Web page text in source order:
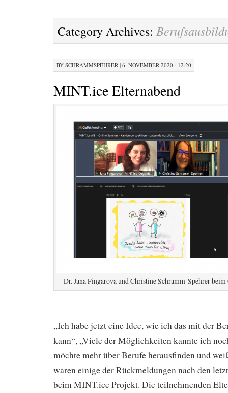
Category Archives:
BY SCHRAMMSPEHRER | 6. NOVEMBER 2020 · 12:20
MINT.ice Elternabend
Dr. Jana Fingarova und Christine Schramm-Spehrer
„Ich habe jetzt eine Idee, wie ich das mit der
kann“, „Viele der Möglichkeiten kannte ich
möchte mehr über Berufe herausfinden und
waren einige der Rückmeldungen nach den
beim MINT.ice Projekt. Die teilnehmenden